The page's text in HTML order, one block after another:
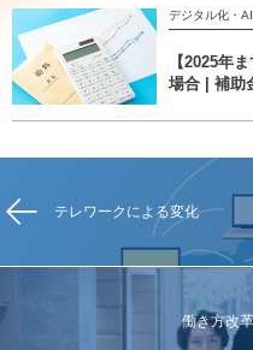
デジタル化・
【2025年
場合 | 補助
テレワークによる変化
働き方改